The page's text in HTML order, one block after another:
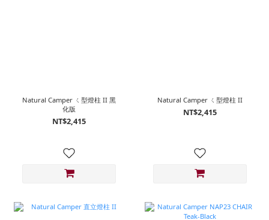
Natural Camper ㄑ型燈柱 II 黑
化版
NT$2,415
Natural Camper ㄑ型燈柱 II
NT$2,415